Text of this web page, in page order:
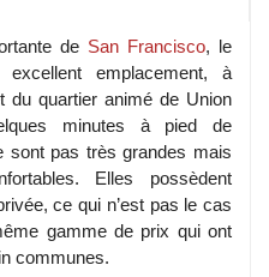
de San Francisco, le
emplacement, à
du quartier animé de Union
minutes à pied de
sont pas très grandes mais
Elles possèdent
ce qui n’est pas le cas
gamme de prix qui ont
communes.